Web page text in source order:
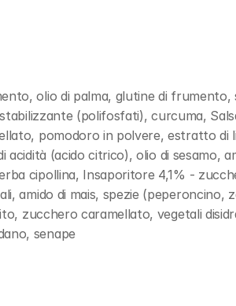
olio di palma, glutine di
(polifosfati), curcuma,
pomodoro in polvere, estratto di
(acido citrico), olio di sesamo,
cipollina, Insaporitore 4,1% -
amido di mais, spezie (peperoncino,
zucchero caramellato, vegetali
senape